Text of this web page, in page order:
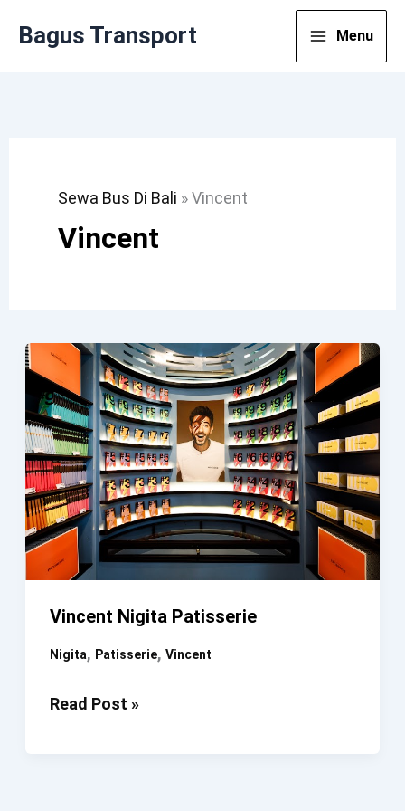
Bagus Transport Menu
Sewa Bus Di Bali »Vincent
Vincent
Vincent Nigita Patisserie
Nigita, Patisserie, Vincent
Vincent
Read Post »